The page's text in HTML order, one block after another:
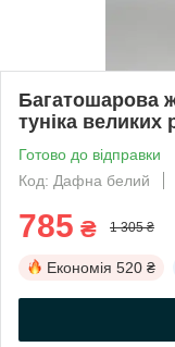
Багатошарова
туніка великих
Готово до відправки
Код: Дафна белий
785 ₴ 1 305 ₴
Економія 520 ₴